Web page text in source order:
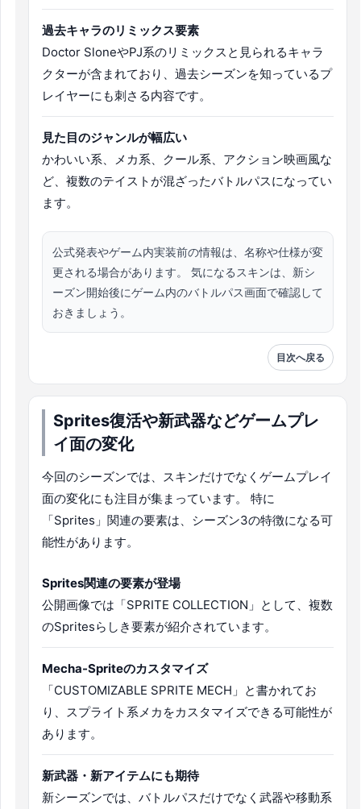
過去キャラのリミックス要素
Doctor SloneやPJ系のリミックスと見られるキャラ
クターが含まれており、過去シーズンを知っているプ
レイヤーにも刺さる内容です。
見た目のジャンルが幅広い
かわいい系、メカ系、クール系、アクション映画風な
ど、複数のテイストが混ざったバトルパスになってい
ます。
公式発表やゲーム内実装前の情報は、名称や仕様が変
更される場合があります。 気になるスキンは、新シ
ーズン開始後にゲーム内のバトルパス画面で確認して
おきましょう。
目次へ戻る
Sprites復活や新武器などゲームプレ
イ面の変化
今回のシーズンでは、スキンだけでなくゲームプレイ
面の変化にも注目が集まっています。 特に
「Sprites」関連の要素は、シーズン3の特徴になる可
能性があります。
Sprites関連の要素が登場
公開画像では「SPRITE COLLECTION」として、複数
のSpritesらしき要素が紹介されています。
Mecha-Spriteのカスタマイズ
「CUSTOMIZABLE SPRITE MECH」と書かれてお
り、スプライト系メカをカスタマイズできる可能性が
あります。
新武器・新アイテムにも期待
新シーズンでは、バトルパスだけでなく武器や移動系